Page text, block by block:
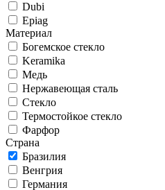
Dubi
Epiag
Материал
Богемское стекло
Keramika
Медь
Нержавеющая сталь
Стекло
Термостойкое стекло
Фарфор
Страна
Бразилия
Венгрия
Германия